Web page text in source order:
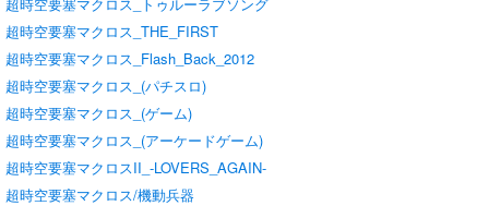
超時空要塞マクロス_THE_FIRST
超時空要塞マクロス_Flash_Back_2012
超時空要塞マクロス_(パチスロ)
超時空要塞マクロス_(ゲーム)
超時空要塞マクロス_(アーケードゲーム)
超時空要塞マクロスII_-LOVERS_AGAIN-
超時空要塞マクロス/機動兵器